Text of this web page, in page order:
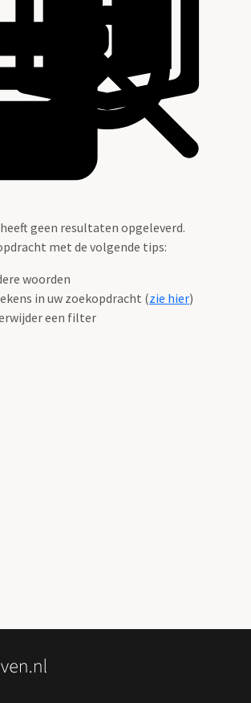
geen resultaten opgeleverd.
met de volgende tips:
woorden
in uw zoekopdracht (zie hier)
een filter